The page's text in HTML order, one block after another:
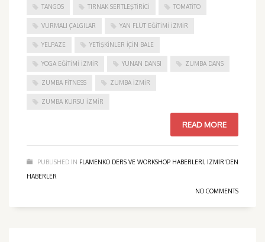
TANGOS TIRNAK SERTLEŞTIRICI TOMATITO
VURMALI ÇALGILAR YAN FLÜT EĞITIMI İZMIR
YELPAZE YETIŞKINLER IÇIN BALE
YOGA EĞITIMI İZMIR YUNAN DANSI ZUMBA DANS
ZUMBA FITNESS ZUMBA İZMIR
ZUMBA KURSU İZMIR
READ MORE
PUBLISHED IN FLAMENKO DERS VE WORKSHOP HABERLERI, IZMIR'DEN
HABERLER
NO COMMENTS